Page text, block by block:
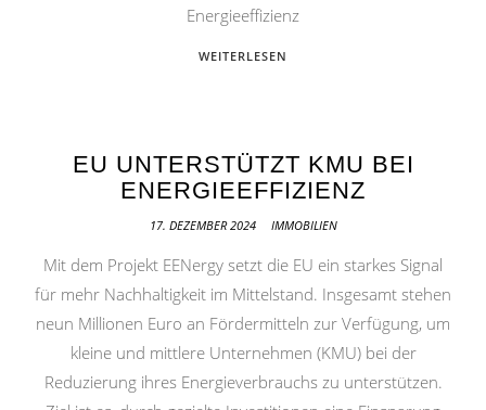
Energieeffizienz
WEITERLESEN
EU UNTERSTÜTZT KMU BEI
ENERGIEEFFIZIENZ
17. DEZEMBER 2024 IMMOBILIEN
Mit dem Projekt EENergy setzt die EU ein starkes Signal
für mehr Nachhaltigkeit im Mittelstand. Insgesamt stehen
neun Millionen Euro an Fördermitteln zur Verfügung, um
kleine und mittlere Unternehmen (KMU) bei der
Reduzierung ihres Energieverbrauchs zu unterstützen.